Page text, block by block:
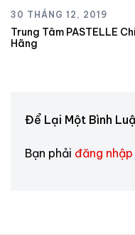
30 THÁNG 12, 2019
Trung Tâm PASTELLE
Hãng
Để Lại Một Bình
Bạn phải đăng nhập